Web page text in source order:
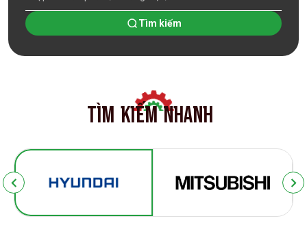
Tìm kiếm
TÌM KIẾMNHANH